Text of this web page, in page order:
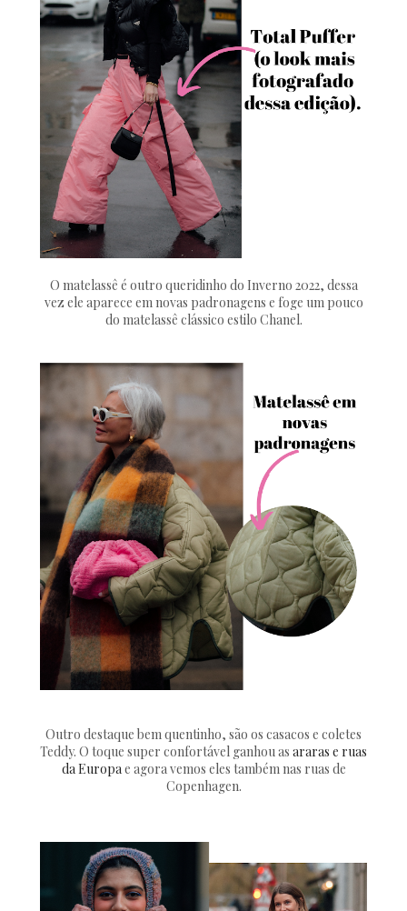
O matelassê é outro queridinho do Inverno 2022, dessa
vez ele aparece em novas padronagens e foge um pouco
do matelassê clássico estilo Chanel.
Outro destaque bem quentinho, são os casacos e coletes
Teddy. O toque super confortável ganhou as araras e ruas
da Europae agora vemos eles também nas ruas de
Copenhagen.